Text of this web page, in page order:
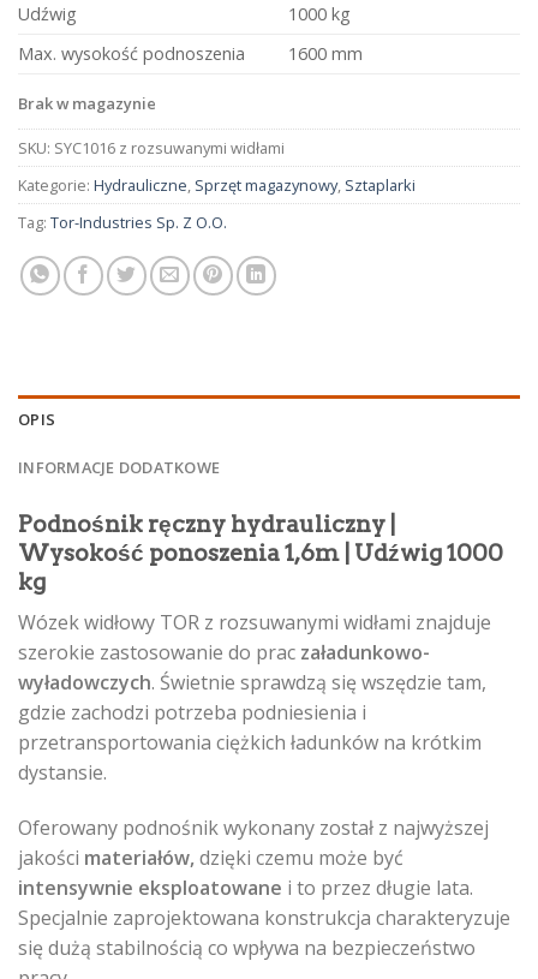
Udźwig
1000 kg
Max. wysokość podnoszenia
1600 mm
Brak w magazynie
SKU: SYC1016 z rozsuwanymi widłami
Kategorie: Hydrauliczne, Sprzęt magazynowy, Sztaplarki
Tag: Tor-Industries Sp. Z O.O.
OPIS
INFORMACJE DODATKOWE
Podnośnik ręczny hydrauliczny |
Wysokość ponoszenia 1,6m | Udźwig 1000
kg
Wózek widłowy TOR z rozsuwanymi widłami znajduje
szerokie zastosowanie do prac załadunkowo-
wyładowczych. Świetnie sprawdzą się wszędzie tam,
gdzie zachodzi potrzeba podniesienia i
przetransportowania ciężkich ładunków na krótkim
dystansie.
Oferowany podnośnik wykonany został z najwyższej
jakości materiałów,dzięki czemu może być
intensywnie eksploatowane i to przez długie lata.
Specjalnie zaprojektowana konstrukcja charakteryzuje
się dużą stabilnością co wpływa na bezpieczeństwo